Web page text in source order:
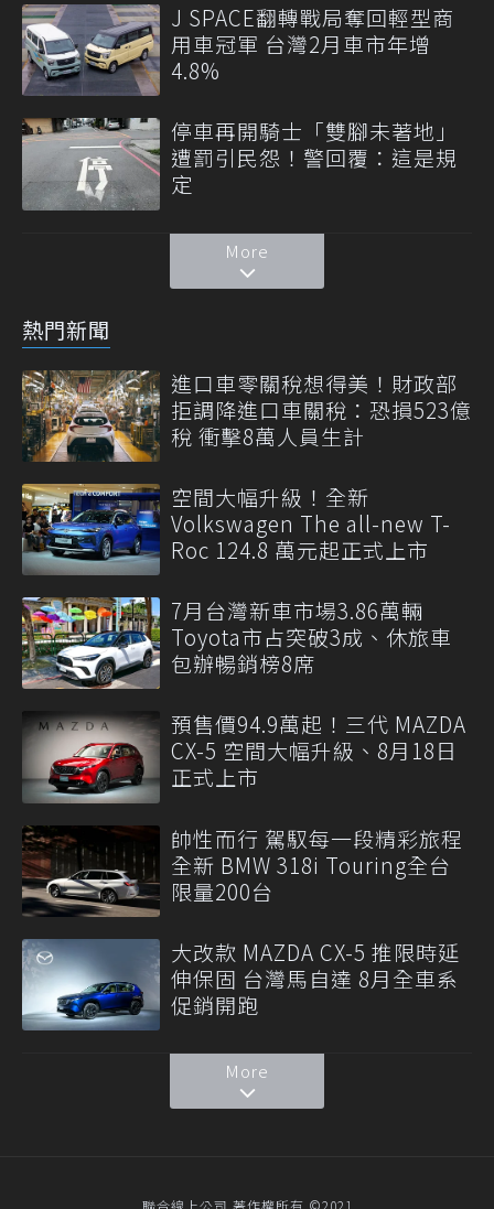
J SPACE翻轉戰局奪回輕型商
用車冠軍 台灣2月車市年增
4.8%
停車再開騎士「雙腳未著地」
遭罰引民怨！警回覆：這是規
定
More
熱門新聞
進口車零關稅想得美！財政部
拒調降進口車關稅：恐損523億
稅 衝擊8萬人員生計
空間大幅升級！全新
Volkswagen The all-new T-
Roc 124.8 萬元起正式上市
7月台灣新車市場3.86萬輛
Toyota市占突破3成、休旅車
包辦暢銷榜8席
預售價94.9萬起！三代 MAZDA
CX-5 空間大幅升級、8月18日
正式上市
帥性而行 駕馭每一段精彩旅程
全新 BMW 318i Touring全台
限量200台
大改款 MAZDA CX-5 推限時延
伸保固 台灣馬自達 8月全車系
促銷開跑
More